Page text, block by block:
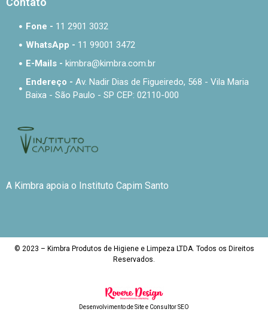
Fone - 11 2901 3032
WhatsApp - 11 99001 3472
E-Mails - kimbra@kimbra.com.br
Endereço -Av. Nadir Dias de Figueiredo, 568 - Vila Maria
Baixa - São Paulo - SP CEP: 02110-000
A Kimbra apoia o Instituto Capim Santo
© 2023 – Kimbra Produtos de Higiene e Limpeza LTDA. Todos os Direitos
Reservados.
Desenvolvimento de Sitee Consultor SEO